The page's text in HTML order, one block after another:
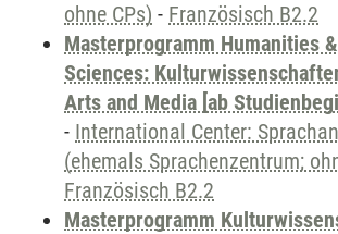
ohne CPs) - Französisch B2.2
Masterprogramm Humanities
Sciences:
Arts and Media [ab
- International Center:
(ehemals Sprachenzentrum;
Französisch B2.2
Masterprogramm